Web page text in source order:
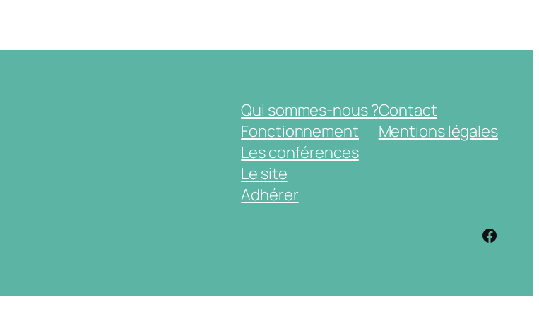
Qui sommes-nous ?
Fonctionnement
Les conférences
Le site
Adhérer
Contact
Mentions légales